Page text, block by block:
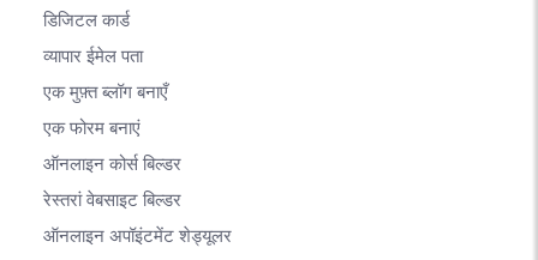
डिजिटल कार्ड
व्यापार ईमेल पता
एक मुफ़्त ब्लॉग बनाएँ
एक फोरम बनाएं
ऑनलाइन कोर्स बिल्डर
रेस्तरां वेबसाइट बिल्डर
ऑनलाइन अपॉइंटमेंट शेड्यूलर